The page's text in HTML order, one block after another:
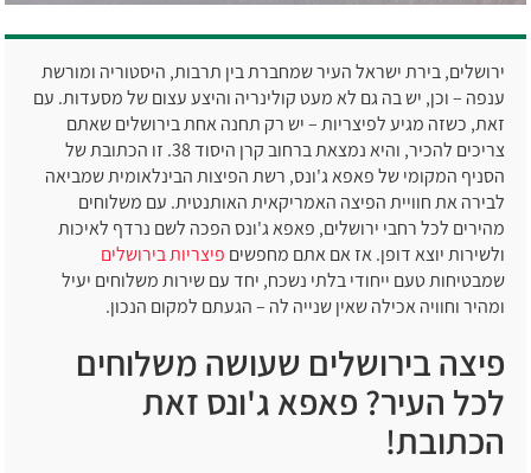
ירושלים, בירת ישראל העיר שמחברת בין תרבות, היסטוריה ומורשת
ענפה – וכן, יש בה גם לא מעט קולינריה והיצע עצום של מסעדות. עם
זאת, כשזה מגיע לפיצריות – יש רק תחנה אחת בירושלים שאתם
צריכים להכיר, והיא נמצאת ברחוב קרן היסוד 38. זו הכתובת של
הסניף המקומי של פאפא ג'ונס, רשת הפיצות הבינלאומית שמביאה
לבירה את חוויית הפיצה האמריקאית האותנטית. עם משלוחים
מהירים לכל רחבי ירושלים, פאפא ג'ונס הפכה לשם נרדף לאיכות
ולשירות יוצא דופן. אז אם אתם מחפשים פיצריות בירושלים
שמבטיחות טעם ייחודי בלתי נשכח, יחד עם שירות משלוחים יעיל
ומהיר וחוויה אכילה שאין שנייה לה – הגעתם למקום הנכון.
פיצה בירושלים שעושה משלוחים
לכל העיר? פאפא ג'ונס זאת
הכתובת!